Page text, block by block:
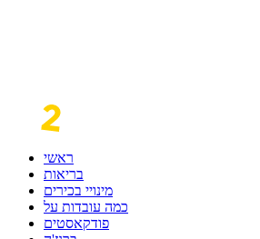
ראשי
בריאות
מינויי בכירים
כמה עובדות על
פודקאסטים